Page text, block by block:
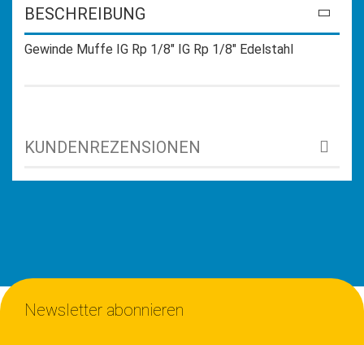
BESCHREIBUNG
Gewinde Muffe IG Rp 1/8" IG Rp 1/8" Edelstahl
KUNDENREZENSIONEN
Newsletter abonnieren